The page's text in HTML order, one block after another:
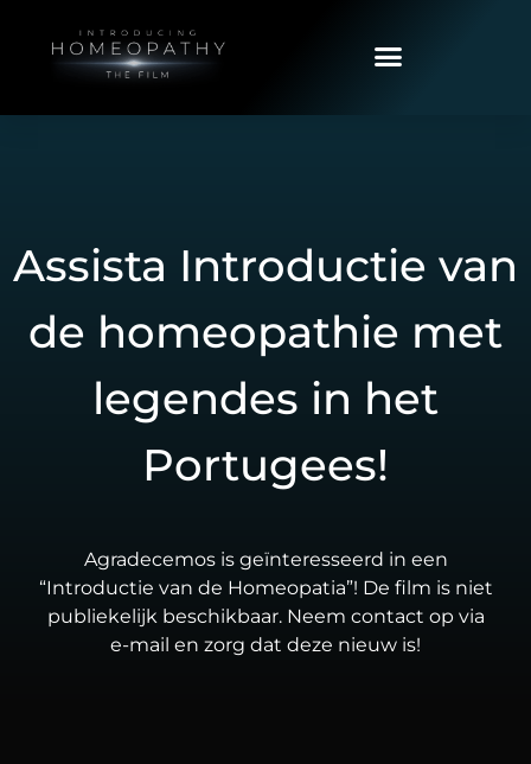
Assista Introductie van
de homeopathie met
legendes in het
Portugees!
Agradecemos is geïnteresseerd in een
“Introductie van de Homeopatia”! De film is niet
publiekelijk beschikbaar. Neem contact op via
e-mail en zorg dat deze nieuw is!